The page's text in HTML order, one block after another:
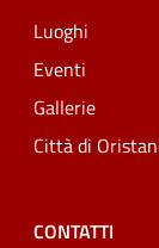
Luoghi
Eventi
Gallerie
Città di
CONTATTI